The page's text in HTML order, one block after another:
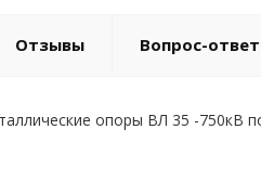
Отзывы Вопрос-ответ
опоры ВЛ 35 -750кВ